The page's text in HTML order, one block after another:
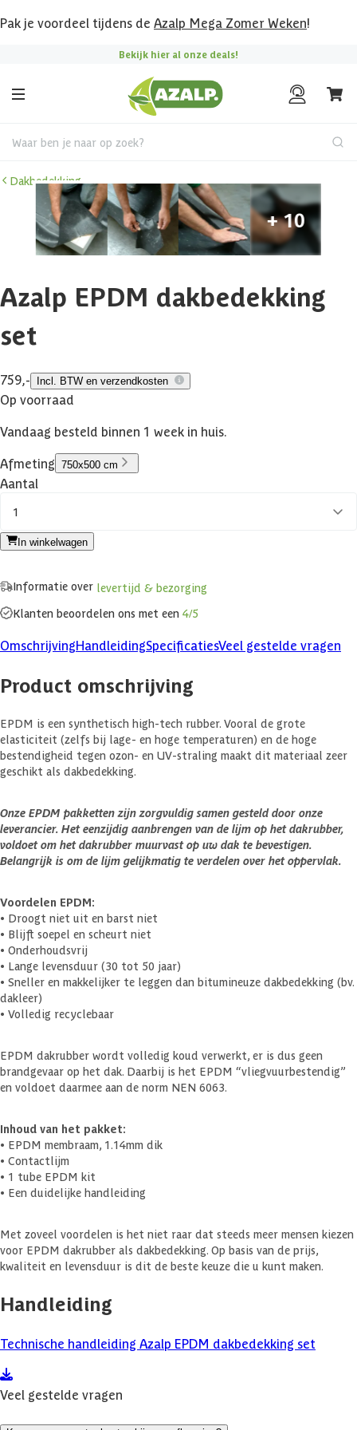
Pak je voordeel tijdens de Azalp Mega Zomer Weken!
Bekijk hier al onze deals!
Waar ben je naar op zoek?
Dakbedekking
Azalp EPDM dakbedekking
set
759,- Incl. BTW en verzendkosten
Op voorraad
Vandaag besteld binnen 1 week in huis.
Afmeting 750x500 cm
Aantal
1
In winkelwagen
Informatie over levertijd & bezorging
Klanten beoordelen ons met een 4/5
OmschrijvingHandleidingSpecificatiesVeel gestelde vragen
Product omschrijving
EPDM is een synthetisch high-tech rubber. Vooral de grote
elasticiteit (zelfs bij lage- en hoge temperaturen) en de hoge
bestendigheid tegen ozon- en UV-straling maakt dit materiaal zeer
geschikt als dakbedekking.
Onze EPDM pakketten zijn zorgvuldig samen gesteld door onze
leverancier. Het eenzijdig aanbrengen van de lijm op het dakrubber,
voldoet om het dakrubber muurvast op uw dak te bevestigen.
Belangrijk is om de lijm gelijkmatig te verdelen over het oppervlak.
Voordelen EPDM:
• Droogt niet uit en barst niet
• Blijft soepel en scheurt niet
• Onderhoudsvrij
• Lange levensduur (30 tot 50 jaar)
• Sneller en makkelijker te leggen dan bitumineuze dakbedekking (bv.
dakleer)
• Volledig recyclebaar
EPDM dakrubber wordt volledig koud verwerkt, er is dus geen
brandgevaar op het dak. Daarbij is het EPDM “vliegvuurbestendig”
en voldoet daarmee aan de norm NEN 6063.
Inhoud van het pakket:
• EPDM membraam, 1.14mm dik
• Contactlijm
• 1 tube EPDM kit
• Een duidelijke handleiding
Met zoveel voordelen is het niet raar dat steeds meer mensen kiezen
voor EPDM dakrubber als dakbedekking. Op basis van de prijs,
kwaliteit en levensduur is dit de beste keuze die u kunt maken.
Handleiding
Technische handleiding Azalp EPDM dakbedekking set
Veel gestelde vragen